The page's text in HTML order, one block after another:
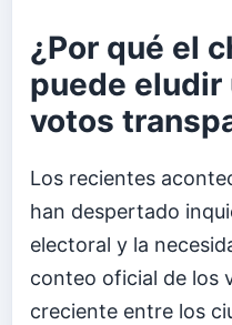
¿Por qué el
puede eludir
votos
Los recientes
han despertado
electoral y la
conteo oficial de los
creciente entre los